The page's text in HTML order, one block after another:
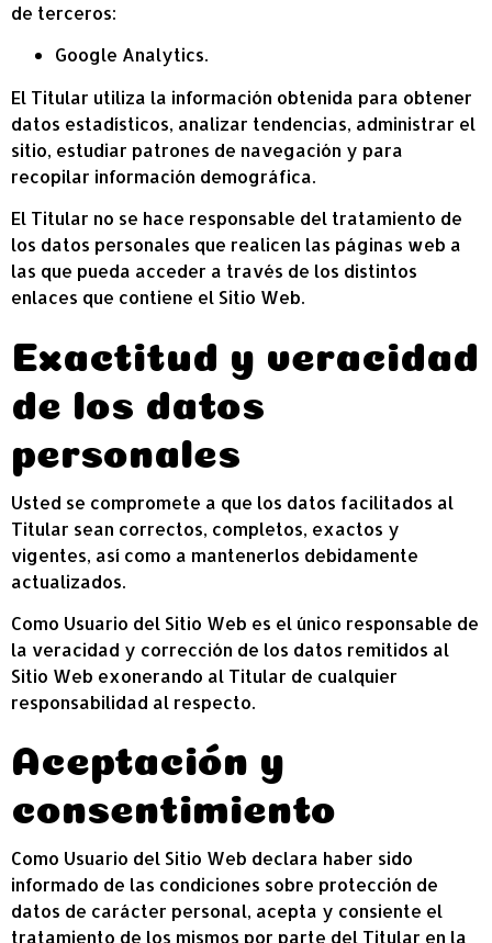
de terceros:
Google Analytics.
El Titular utiliza la información obtenida para obtener
datos estadísticos, analizar tendencias, administrar el
sitio, estudiar patrones de navegación y para
recopilar información demográfica.
El Titular no se hace responsable del tratamiento de
los datos personales que realicen las páginas web a
las que pueda acceder a través de los distintos
enlaces que contiene el Sitio Web.
Exactitud y veracidad
de los datos
personales
Usted se compromete a que los datos facilitados al
Titular sean correctos, completos, exactos y
vigentes, así como a mantenerlos debidamente
actualizados.
Como Usuario del Sitio Web es el único responsable de
la veracidad y corrección de los datos remitidos al
Sitio Web exonerando al Titular de cualquier
responsabilidad al respecto.
Aceptación y
consentimiento
Como Usuario del Sitio Web declara haber sido
informado de las condiciones sobre protección de
datos de carácter personal, acepta y consiente el
tratamiento de los mismos por parte del Titular en la